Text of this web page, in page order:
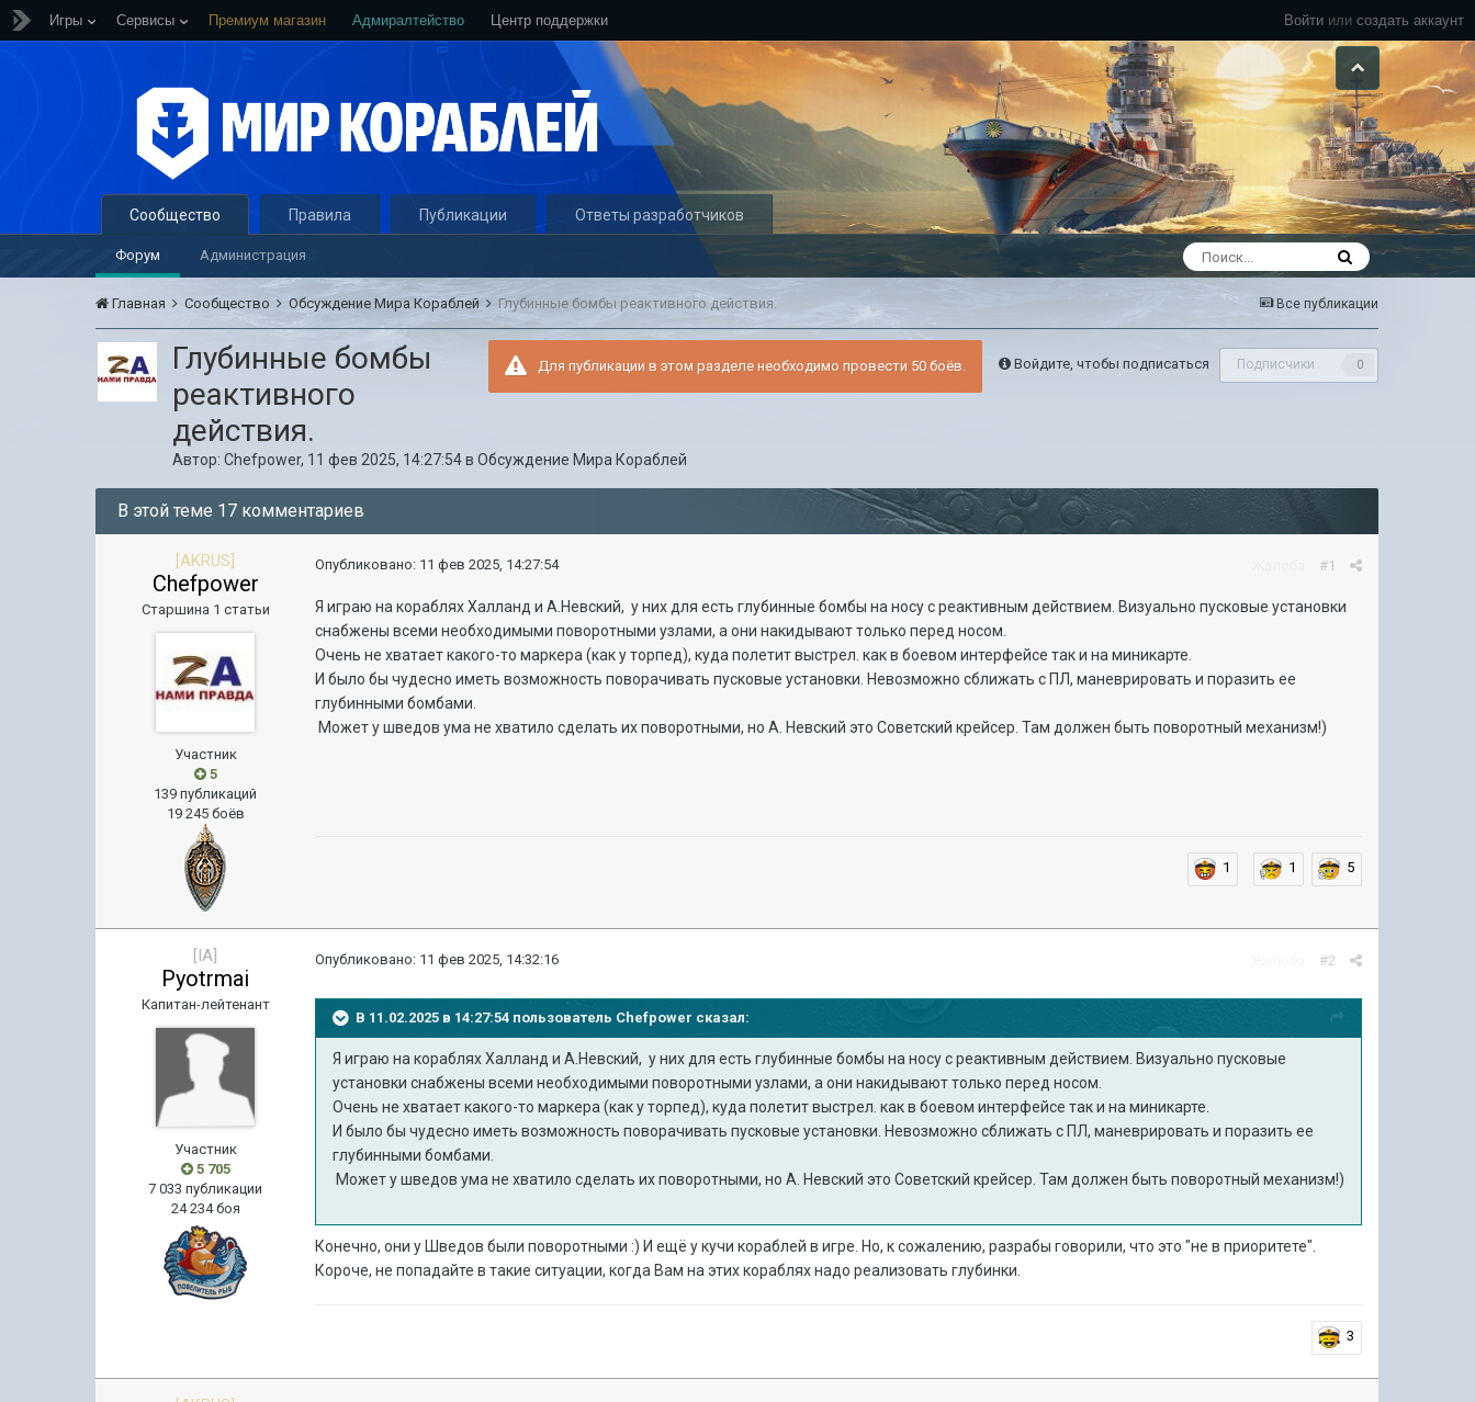
Войти или создать аккаунт
Игры Сервисы Премиум магазин Адмиралтейство Центр поддержки
Сообщество
Форум Администрация
Правила Публикации Ответы разработчиков
Все публикации
Главная Сообщество Обсуждение Мира Кораблей Глубинные бомбы реактивного действия.
Войдите, чтобы подписаться Подписчики 0
Для публикации в этом разделе необходимо провести 50 боёв.
Глубинные бомбы
реактивного
действия.
Автор:Chefpower, 11 фев 2025, 14:27:54вОбсуждение Мира Кораблей
В этой теме 17 комментариев
[AKRUS]
Chefpower
Старшина 1 статьи
Участник
5
139 публикаций
19 245 боёв
#1
Опубликовано: 11 фев 2025, 14:27:54
Я играю на кораблях Халланд и А.Невский, у них для есть глубинные бомбы на носу с реактивным действием. Визуально пусковые установки
снабжены всеми необходимыми поворотными узлами, а они накидывают только перед носом.
Очень не хватает какого-то маркера (как у торпед), куда полетит выстрел. как в боевом интерфейсе так и на миникарте.
И было бы чудесно иметь возможность поворачивать пусковые установки. Невозможно сближать с ПЛ, маневрировать и поразить ее
глубинными бомбами.
Может у шведов ума не хватило сделать их поворотными, но А. Невский это Советский крейсер. Там должен быть поворотный механизм!)
1 1 5
[IA]
Pyotrmai
Капитан-лейтенант
Участник
5 705
7 033 публикации
24 234 боя
#2
Опубликовано: 11 фев 2025, 14:32:16
В 11.02.2025 в 14:27:54 пользователь Chefpower сказал:
Я играю на кораблях Халланд и А.Невский, у них для есть глубинные бомбы на носу с реактивным действием. Визуально пусковые
установки снабжены всеми необходимыми поворотными узлами, а они накидывают только перед носом.
Очень не хватает какого-то маркера (как у торпед), куда полетит выстрел. как в боевом интерфейсе так и на миникарте.
И было бы чудесно иметь возможность поворачивать пусковые установки. Невозможно сближать с ПЛ, маневрировать и поразить ее
глубинными бомбами.
Может у шведов ума не хватило сделать их поворотными, но А. Невский это Советский крейсер. Там должен быть поворотный механизм!)
Конечно, они у Шведов были поворотными :) И ещё у кучи кораблей в игре. Но, к сожалению, разрабы говорили, что это "не в приоритете".
Короче, не попадайте в такие ситуации, когда Вам на этих кораблях надо реализовать глубинки.
3